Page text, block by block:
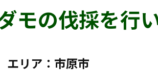
モの伐採を行
エリア：市原市